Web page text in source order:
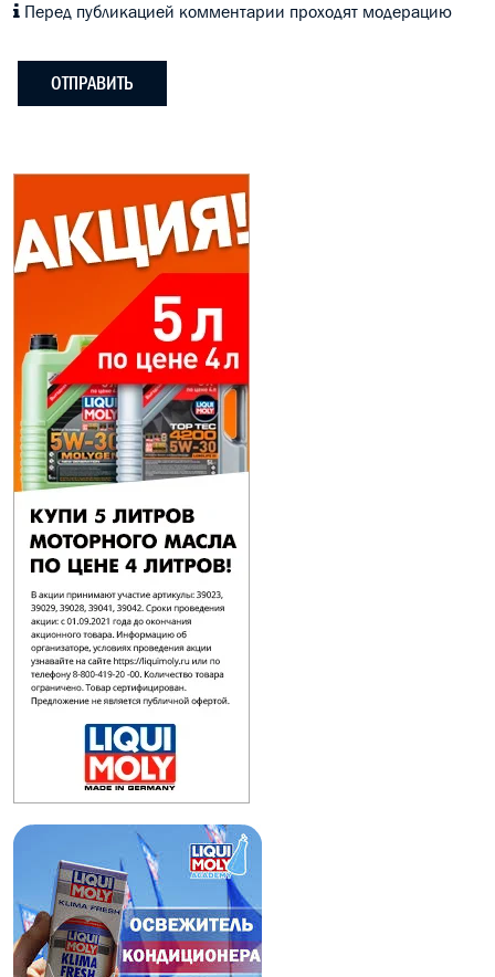
Перед публикацией комментарии проходят модерацию
ОТПРАВИТЬ